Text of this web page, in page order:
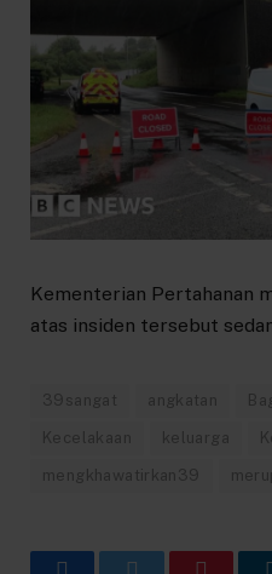
Kementerian Pertahanan
atas insiden tersebut
39sangat angkatan
Kecelakaan keluarga
mengkhawatirkan39